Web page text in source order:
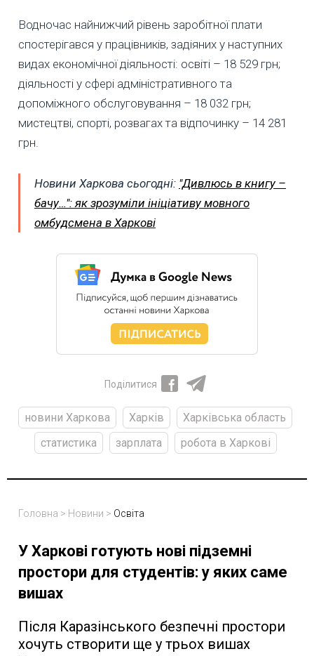
Водночас найнижчий рівень заробітної плати
спостерігався у працівників, задіяних у наступних
видах економічної діяльності: освіті – 18 529 грн;
діяльності у сфері адміністративного та
допоміжного обслуговування – 18 032 грн;
мистецтві, спорті, розвагах та відпочинку – 14 281
грн.
Новини Харкова сьогодні: "Дивлюсь в книгу –
бачу…": як зрозуміли ініціативу мовного
омбудсмена в Харкові
Поділитися
новини Харкова Харків
Харківська область
статистика
зарплата робота в Харкові
Головна > Новини > Освіта
У Харкові готують нові підземні
простори для студентів: у яких саме
вишах
Після Каразінського безпечні простори
хочуть створити ще у трьох вишах